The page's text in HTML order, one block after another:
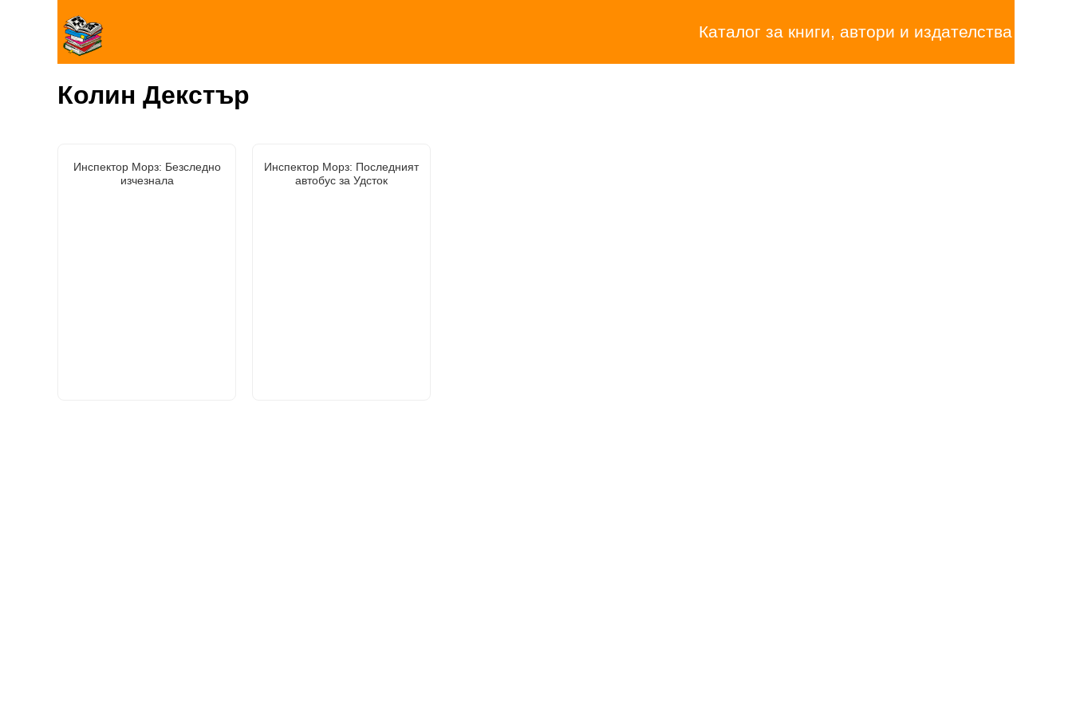
Каталог за книги, автори и издателства
Колин Декстър
Инспектор Морз: Безследно
изчезнала
Инспектор Морз: Последният
автобус за Удсток